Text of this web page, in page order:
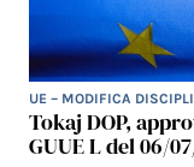
UE – MODIFICA
Tokaj DOP,
GUUE L del 06/